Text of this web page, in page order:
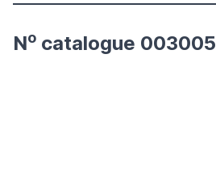
No catalogue 003005